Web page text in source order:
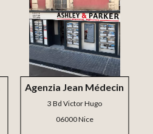
Agenzia Jean Médecin
3 Bd Victor Hugo
06000 Nice